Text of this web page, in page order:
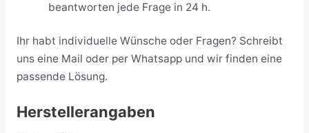
beantworten jede Frage in 24 h.
Ihr habt individuelle Wünsche oder Fragen? Schreibt
uns eine Mail oder per Whatsapp und wir finden eine
passende Lösung.
Herstellerangaben